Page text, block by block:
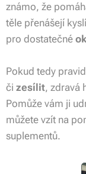
známo, že
těle přenášejí
pro dostatečné
Pokud tedy
či zesílit, zdravá
Pomůže vám ji
můžete vzít na
suplementů.